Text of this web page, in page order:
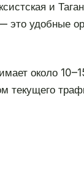
и
это удобные
около
текущего